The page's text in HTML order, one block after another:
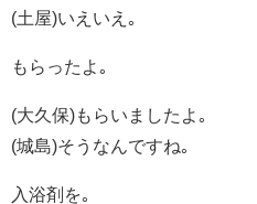
(土屋)いえいえ｡
もらったよ｡
(大久保)もらいましたよ｡
(城島)そうなんですね｡
入浴剤を｡